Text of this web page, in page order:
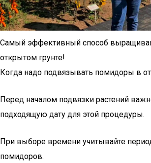
Самый эффективный способ
открытом грунте!
Когда надо подвязывать помидоры в
Перед началом подвязки растений
подходящую дату для этой процедуры.
При выборе времени учитывайте
помидоров.